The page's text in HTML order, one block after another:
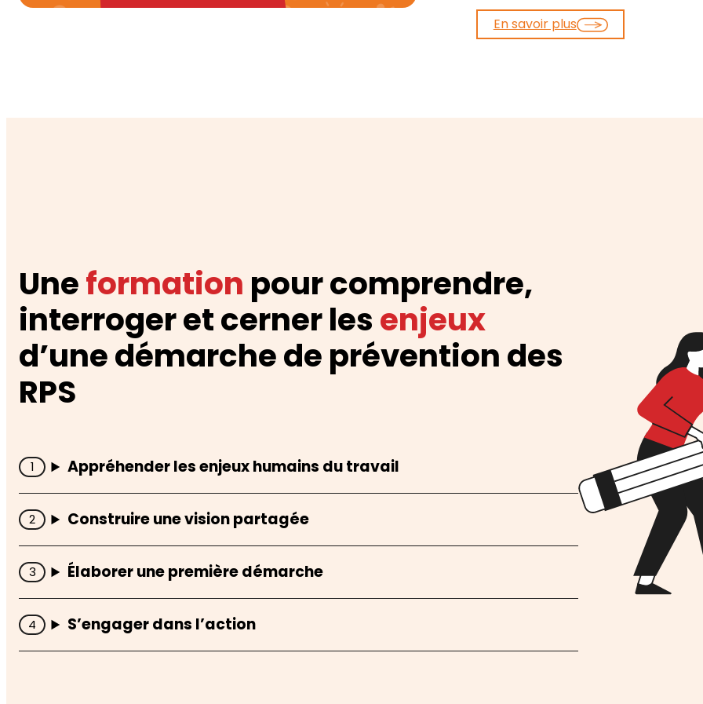
En savoir plus
Uneformation pour comprendre,
interroger et cerner les enjeux
d’une démarche de prévention des
RPS
Appréhender les enjeux humains du travail
Construire une vision partagée
Élaborer une première démarche
S’engager dans l’action